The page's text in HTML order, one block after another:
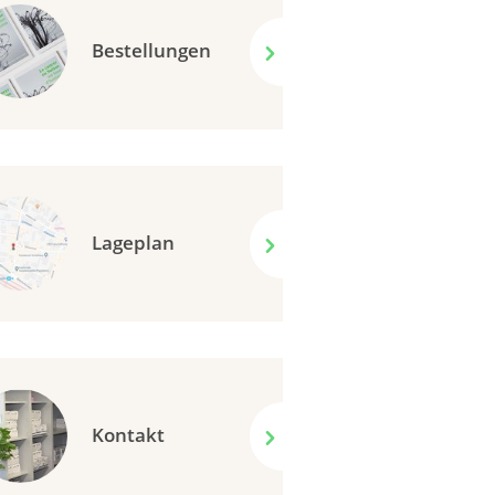
Bestellungen
Lageplan
Kontakt